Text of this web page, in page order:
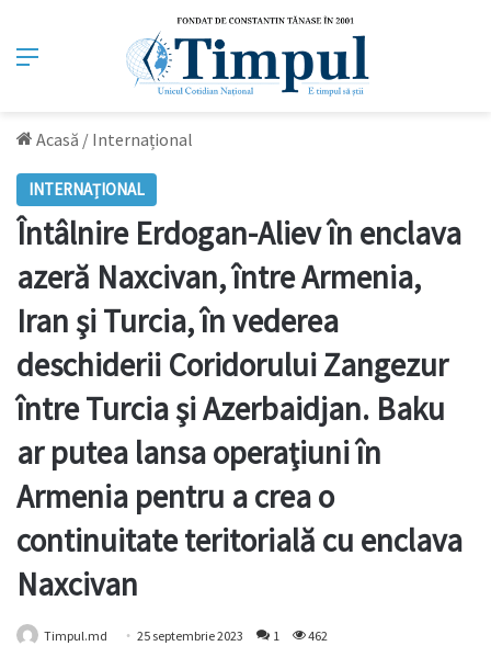
Meniu
Acasă / Internațional
INTERNAȚIONAL
Întâlnire Erdogan-Aliev în enclava
azeră Naxcivan, între Armenia,
Iran şi Turcia, în vederea
deschiderii Coridorului Zangezur
între Turcia şi Azerbaidjan. Baku
ar putea lansa operaţiuni în
Armenia pentru a crea o
continuitate teritorială cu enclava
Naxcivan
Timpul.md 25 septembrie 2023 1 462